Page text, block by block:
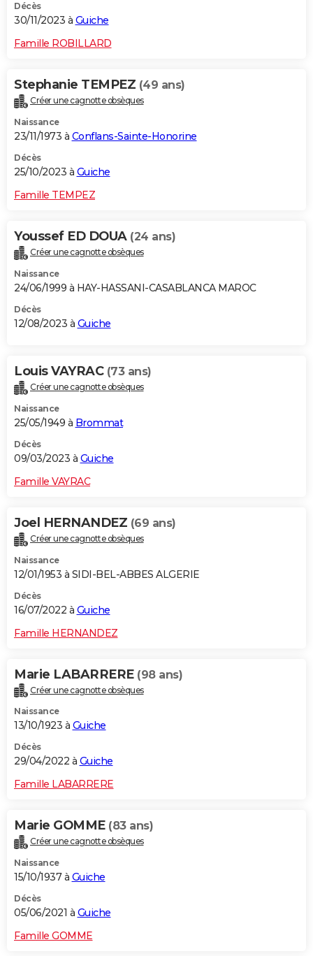
Décès
30/11/2023 à Guiche
Famille ROBILLARD
Stephanie TEMPEZ (49 ans)
Créer une cagnotte obsèques
Naissance
23/11/1973 à Conflans-Sainte-Honorine
Décès
25/10/2023 à Guiche
Famille TEMPEZ
Youssef ED DOUA (24 ans)
Créer une cagnotte obsèques
Naissance
24/06/1999 à HAY-HASSANI-CASABLANCA MAROC
Décès
12/08/2023 à Guiche
Louis VAYRAC (73 ans)
Créer une cagnotte obsèques
Naissance
25/05/1949 à Brommat
Décès
09/03/2023 à Guiche
Famille VAYRAC
Joel HERNANDEZ (69 ans)
Créer une cagnotte obsèques
Naissance
12/01/1953 à SIDI-BEL-ABBES ALGERIE
Décès
16/07/2022 à Guiche
Famille HERNANDEZ
Marie LABARRERE (98 ans)
Créer une cagnotte obsèques
Naissance
13/10/1923 à Guiche
Décès
29/04/2022 à Guiche
Famille LABARRERE
Marie GOMME (83 ans)
Créer une cagnotte obsèques
Naissance
15/10/1937 à Guiche
Décès
05/06/2021 à Guiche
Famille GOMME